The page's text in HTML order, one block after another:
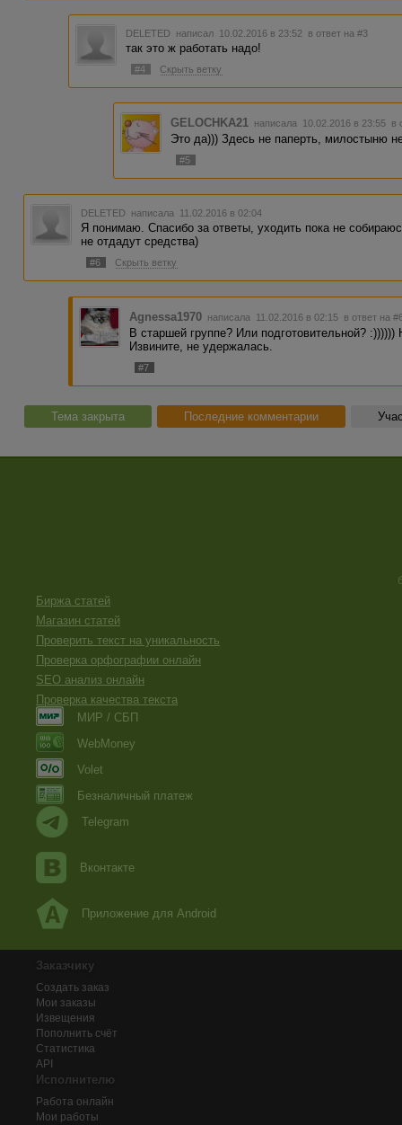
DELETED написал 10.02.2016 в 23:52 в ответ на #3
так это ж работать надо!
#4 Скрыть ветку
GELOCHKA21 написала 10.02.2016 в 23:55 в
Это да))) Здесь не паперть, милостыню
#5
DELETED написала 11.02.2016 в 02:04
Я понимаю. Спасибо за ответы, уходить пока не
не отдадут средства)
#6 Скрыть ветку
Agnessa1970 написала 11.02.2016 в 02:15 в ответ на
В старшей группе? Или подготовительной? :))))))
Извините, не удержалась.
#7
Тема закрыта Последние комментарии
Биржа статей
Магазин статей
Проверить текст на уникальность
Проверка орфографии онлайн
SEO анализ онлайн
Проверка качества текста
МИР / СБП
WebMoney
Volet
Безналичный платеж
Telegram
Вконтакте
Приложение для Android
Заказчику
Создать заказ
Мои заказы
Извещения
Пополнить счёт
Статистика
API
Исполнителю
Работа онлайн
Мои работы